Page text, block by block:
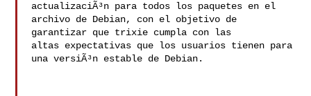
actualizaciÃ³n para todos los paquetes en el
archivo de Debian, con el objetivo de
garantizar que trixie cumpla con las
altas expectativas que los usuarios tienen para
una versiÃ³n estable de Debian.